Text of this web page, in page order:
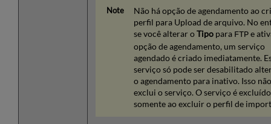
Não há opção de agendamento ao
perfil para Upload de arquivo. No
se você alterar oTipopara FTPe
opção de agendamento, um serviço
agendado é criado imediatamente.
serviço só pode ser desabilitado
o agendamento para inativo. Isso não
exclui o serviço. O serviço é excluído
somente ao excluir o perfil de